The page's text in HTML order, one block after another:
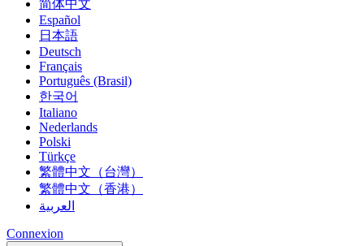
简体中文
Español
日本語
Deutsch
Français
Português (Brasil)
한국어
Italiano
Nederlands
Polski
Türkçe
繁體中文（台灣）
繁體中文（香港）
العربية
Connexion